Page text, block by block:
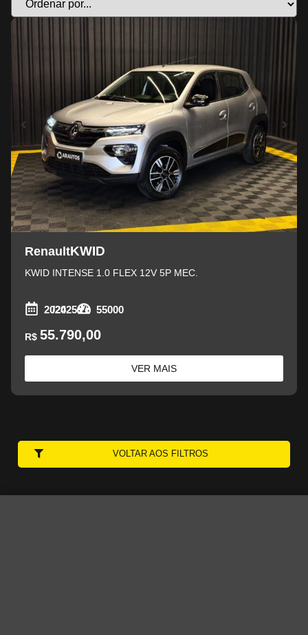
RenaultKWID
KWID INTENSE 1.0 FLEX 12V 5P MEC.
2024
/2025 55000
R$55.790,00
VER MAIS
VOLTAR AOS FILTROS